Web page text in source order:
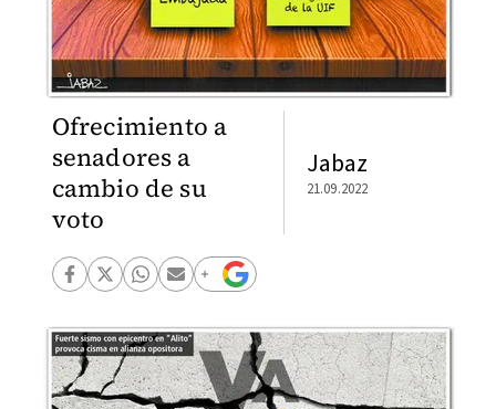
Ofrecimiento a
senadores a
cambio de su
voto
Jabaz
21.09.2022